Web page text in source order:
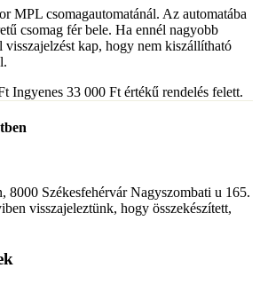
MPL csomagautomatánál. Az automatába
csomag fér bele. Ha ennél nagyobb
visszajelzést kap, hogy nem kiszállítható
Ingyenes 33 000 Ft értékű rendelés felett.
8000 Székesfehérvár Nagyszombati u 165.
visszajeleztünk, hogy összekészített,